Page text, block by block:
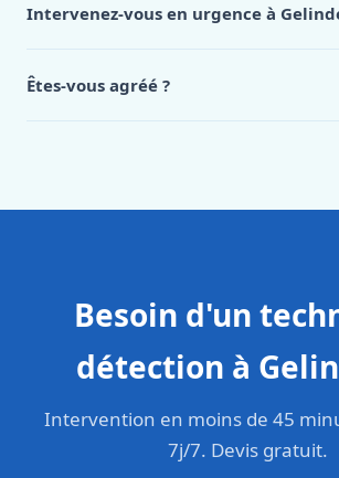
Gelinden, appelez le 0472 53 24 26.
Intervenez-vous en urgence à
Êtes-vous agréé ?
Besoin d'un
détection à
Intervention en moins de 45
7j/7. Devis gratuit.